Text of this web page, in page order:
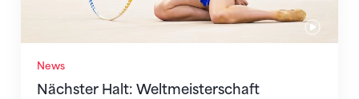
News
Nächster Halt: Weltmeisterschaft